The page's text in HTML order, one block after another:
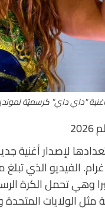
"داي داي" كرسميّة لمونديال
وهي تحمل الكرة
الولايات المتحدة